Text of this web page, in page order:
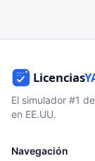
El simulador #1
en EE.UU.
Navegación